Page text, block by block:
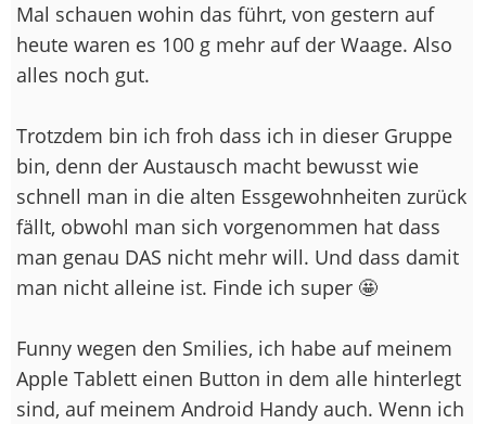
Mal schauen wohin das führt, von gestern auf
heute waren es 100 g mehr auf der Waage. Also
alles noch gut.
Trotzdem bin ich froh dass ich in dieser Gruppe
bin, denn der Austausch macht bewusst wie
schnell man in die alten Essgewohnheiten zurück
fällt, obwohl man sich vorgenommen hat dass
man genau DAS nicht mehr will. Und dass damit
man nicht alleine ist. Finde ich super 🤩
Funny wegen den Smilies, ich habe auf meinem
Apple Tablett einen Button in dem alle hinterlegt
sind, auf meinem Android Handy auch. Wenn ich